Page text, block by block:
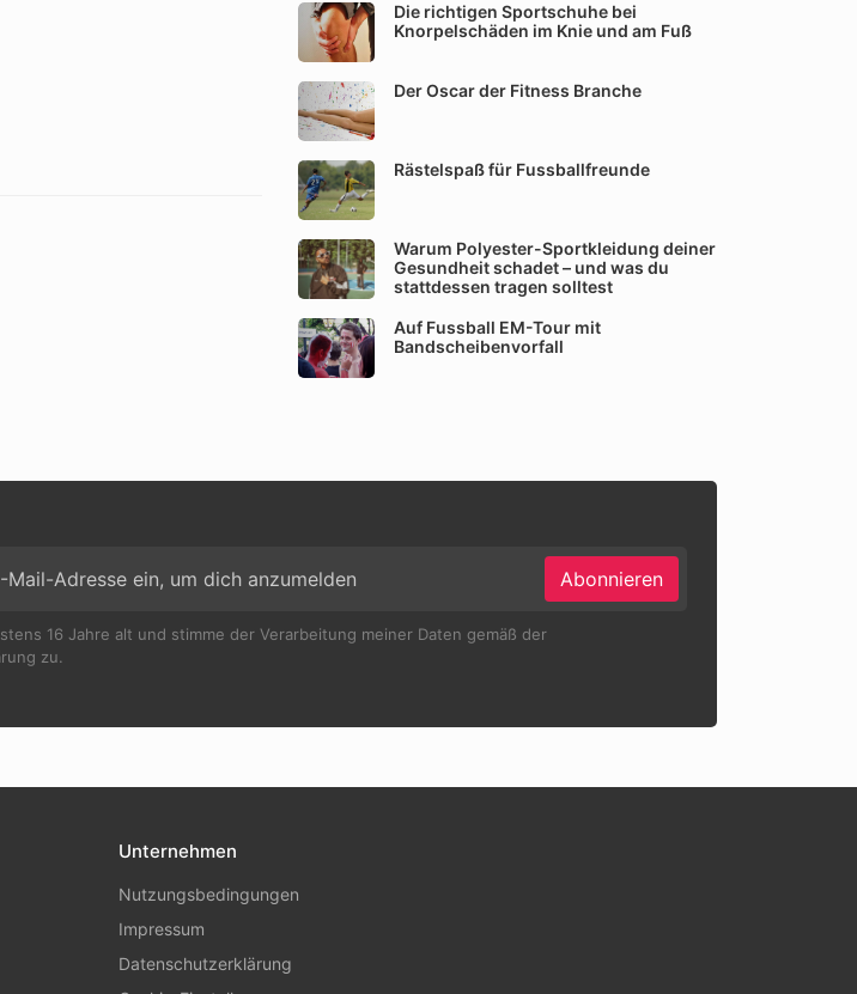
Die richtigen Sportschuhe bei
Knorpelschäden im Knie und am Fuß
Der Oscar der Fitness Branche
Rästelspaß für Fussballfreunde
Warum Polyester-Sportkleidung deiner
Gesundheit schadet – und was du
stattdessen tragen solltest
Auf Fussball EM-Tour mit
Bandscheibenvorfall
Abonnieren
16 Jahre alt und stimme der Verarbeitung meiner Daten gemäß der
zu.
Unternehmen
Nutzungsbedingungen
Impressum
Datenschutzerklärung